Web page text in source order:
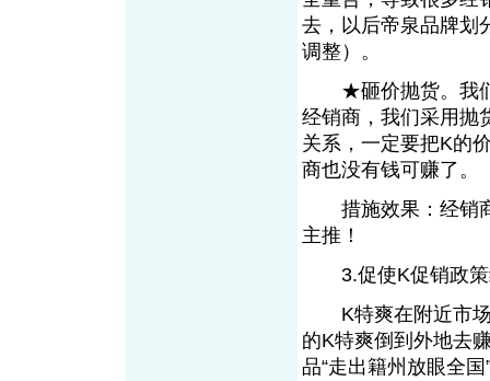
去，以后帝泉品牌划
调整）。
★砸价抛货。我们
经销商，我们采用抛
关系，一定要把K的
商也没有钱可赚了。
措施效果：经销商
主推！
3.促使K促销政策
K特爽在附近市场
的K特爽倒到外地去
品“走出籍州放眼全